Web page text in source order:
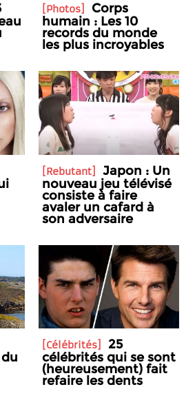
Photos
Corps
humain : Les 10
records du monde
les plus incroyables
Rebutant
Japon : Un
nouveau jeu télévisé
consiste à faire
avaler un cafard à
son adversaire
Célébrités
25
célébrités qui se sont
(heureusement) fait
refaire les dents